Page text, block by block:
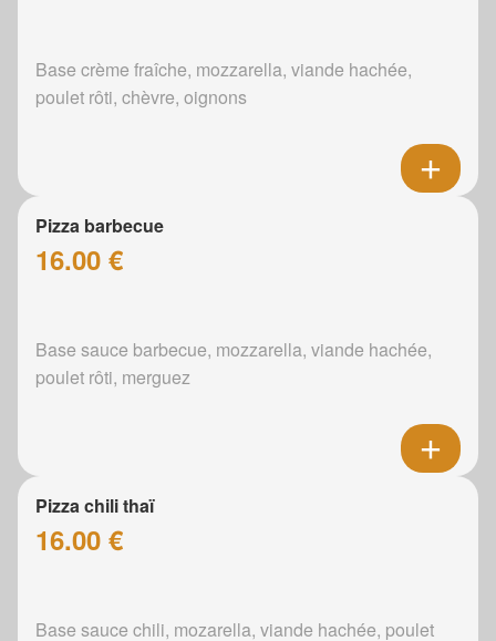
Base crème fraîche, mozzarella, viande hachée,
poulet rôti, chèvre, oignons
Pizza barbecue
16.00 €
Base sauce barbecue, mozzarella, viande hachée,
poulet rôti, merguez
Pizza chili thaï
16.00 €
Base sauce chili, mozarella, viande hachée, poulet